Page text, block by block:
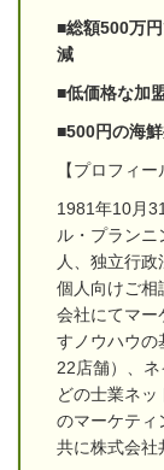
■総額500万
減
■低価格な加
■500円の海
【プロフィー
1981年10月
ル・プラン
人、独立行
個人向けご相
会社にてマー
すノウハウの
22店舗）、
どの士業ネ
のマーケティ
共に株式会社